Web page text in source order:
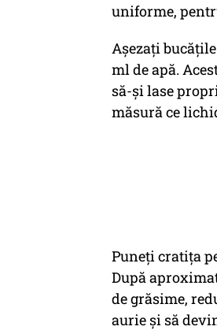
uniforme,
Așezați
ml de apă.
să-și lase
măsură ce
Puneți cratița
După
de grăsime,
aurie și să